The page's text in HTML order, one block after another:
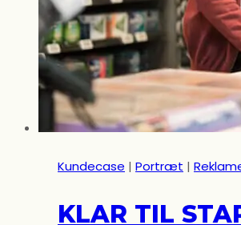
Kundecase | Portræt |
KLAR TIL